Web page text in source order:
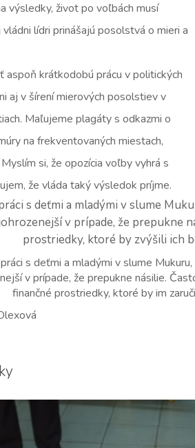
výsledky, život po voľbách musí
lídri prinášajú posolstvá o mieri a
aspoň krátkodobú prácu v politických
aj v šírení mierových posolstiev v
Maľujeme plagáty s odkazmi o
na frekventovaných miestach,
si, že opozícia voľby vyhrá s
že vláda taký výsledok príjme.
s deťmi a mladými v slume
v prípade, že prepukne násilie.
finančné prostriedky, ktoré by im